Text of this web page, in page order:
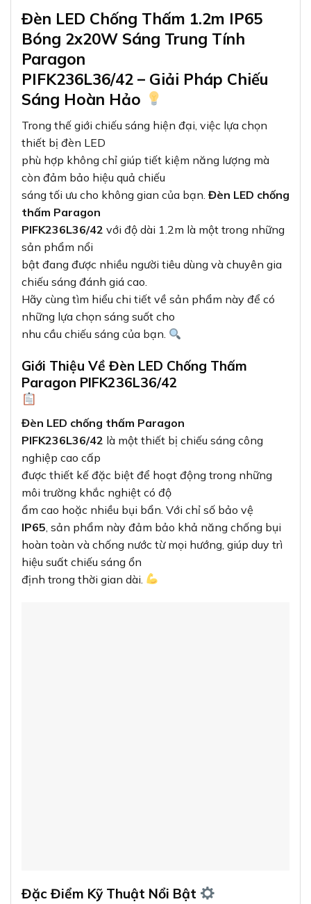
Đèn LED Chống Thấm 1.2m IP65
Bóng 2x20W Sáng Trung Tính
Paragon
PIFK236L36/42 – Giải Pháp Chiếu
Sáng Hoàn Hảo
Trong thế giới chiếu sáng hiện đại, việc lựa chọn
thiết bị đèn LED
phù hợp không chỉ giúp tiết kiệm năng lượng mà
còn đảm bảo hiệu quả chiếu
sáng tối ưu cho không gian của bạn. Đèn LED chống
thấm Paragon
PIFK236L36/42 với độ dài 1.2m là một trong những
sản phẩm nổi
bật đang được nhiều người tiêu dùng và chuyên gia
chiếu sáng đánh giá cao.
Hãy cùng tìm hiểu chi tiết về sản phẩm này để có
những lựa chọn sáng suốt cho
nhu cầu chiếu sáng của bạn.
Giới Thiệu Về Đèn LED Chống Thấm
Paragon PIFK236L36/42
Đèn LED chống thấm Paragon
PIFK236L36/42 là một thiết bị chiếu sáng công
nghiệp cao cấp
được thiết kế đặc biệt để hoạt động trong những
môi trường khắc nghiệt có độ
ẩm cao hoặc nhiều bụi bẩn. Với chỉ số bảo vệ
IP65 , sản phẩm này đảm bảo khả năng chống bụi
hoàn toàn và chống nước từ mọi hướng, giúp duy trì
hiệu suất chiếu sáng ổn
định trong thời gian dài.
Đặc Điểm Kỹ Thuật Nổi Bật